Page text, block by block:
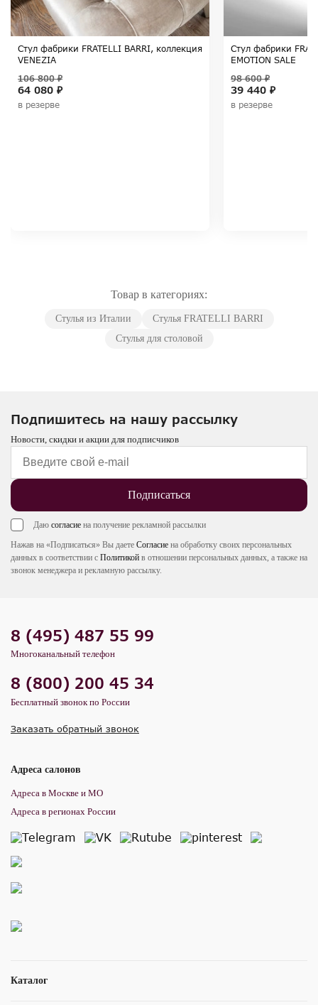
Стул фабрики FRATELLI BARRI, коллекция
VENEZIA
64 080 ₽
106 800 ₽
в резерве
Стул фабрики
EMOTION SALE
39 440 ₽
98 600 ₽
в резерве
Товар в категориях:
Стулья из Италии
Стулья FRATELLI BARRI
Стулья для столовой
Подпишитесь на нашу рассылку
Новости, скидки и акции для подписчиков
Подписаться
Даю согласие на получение рекламной рассылки
Нажав на «Подписаться» Вы даете Согласие на обработку своих персональных
данных в соответствии с Политикой в отношении персональных данных, а также на
звонок менеджера и рекламную рассылку.
Каталог
8 (495) 487 55 99
Многоканальный телефон
8 (800) 200 45 34
Бесплатный звонок по России
Заказать обратный звонок
Адреса салонов
Адреса в Москве и МО
Адреса в регионах России